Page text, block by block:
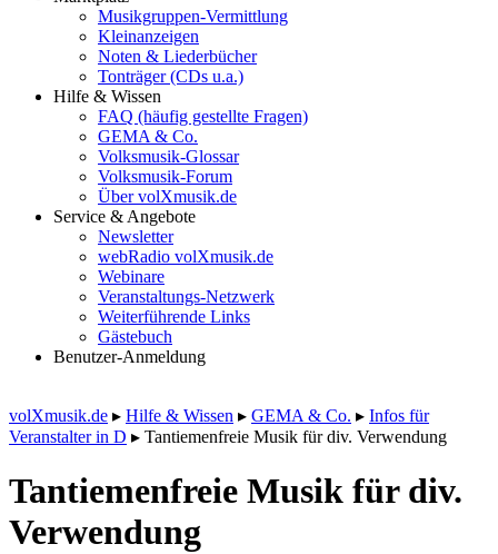
Musikgruppen-Vermittlung
Kleinanzeigen
Noten & Liederbücher
Tonträger (CDs u.a.)
Hilfe & Wissen
FAQ (häufig gestellte Fragen)
GEMA & Co.
Volksmusik-Glossar
Volksmusik-Forum
Über volXmusik.de
Service & Angebote
Newsletter
webRadio volXmusik.de
Webinare
Veranstaltungs-Netzwerk
Weiterführende Links
Gästebuch
Benutzer-Anmeldung
volXmusik.de ▸ Hilfe & Wissen ▸ GEMA & Co. ▸ Infos für
Veranstalter in D ▸ Tantiemenfreie Musik für div. Verwendung
Tantiemenfreie Musik für div.
Verwendung